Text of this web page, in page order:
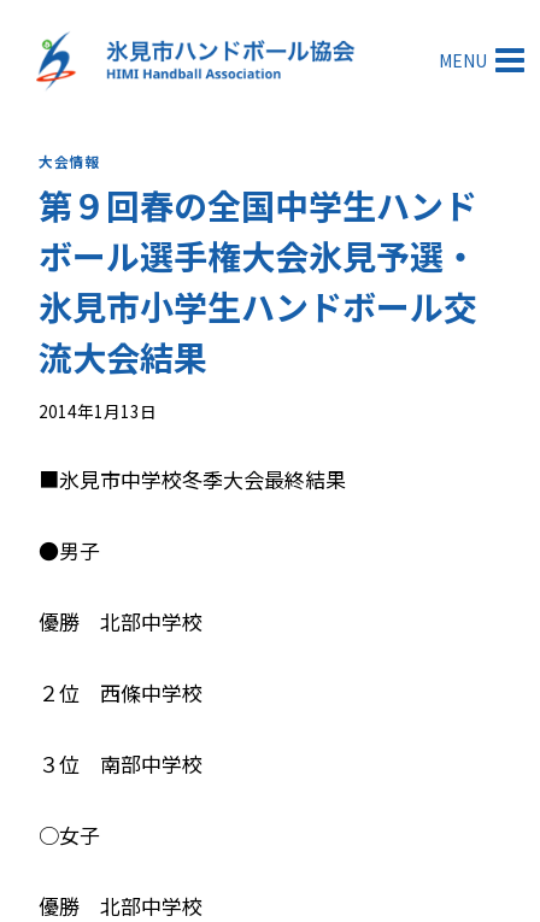
MENU
大会情報
第９回春の全国中学生ハンド
ボール選手権大会氷見予選・
氷見市小学生ハンドボール交
流大会結果
2014年1月13日
■氷見市中学校冬季大会最終結果
●男子
優勝 北部中学校
２位 西條中学校
３位 南部中学校
○女子
優勝 北部中学校